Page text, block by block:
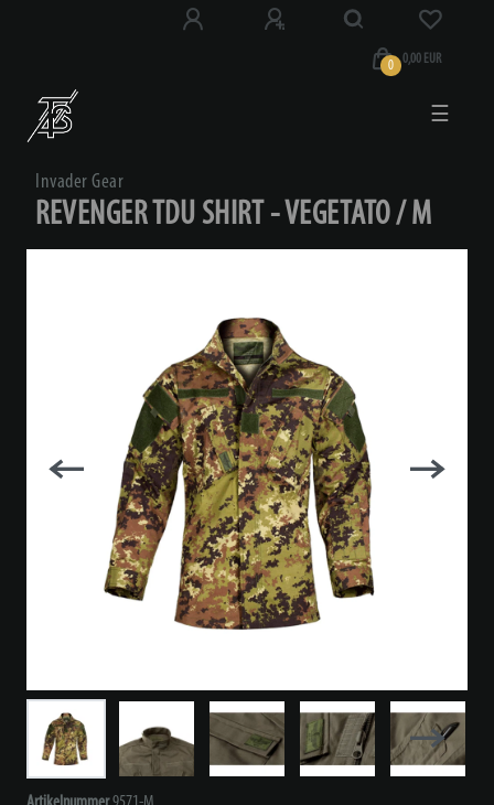
0 0,00 EUR
☰
Invader Gear
REVENGER TDU SHIRT - VEGETATO / M